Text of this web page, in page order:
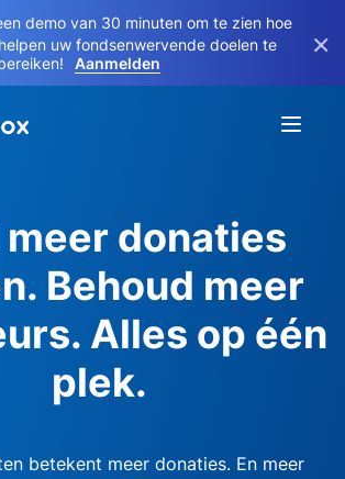
demo van 30 minuten om te zien hoe
uw fondsenwervende doelen te
Aanmelden
×
meer donaties
Behoud meer
Alles op één
plek.
betekent meer donaties. En meer